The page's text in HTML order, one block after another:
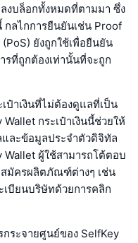
งบล็อกทั้งหมดที่ตามมา ซึ่ง
ลไกการยืนยันเช่น Proof
ยังถูกใช้เพื่อยืนยัน
รที่ถูกต้องเท่านั้นที่จะถูก
ป๋าเงินที่ไม่ต้องดูแลที่เป็น
กระเป๋าเงินนี้ช่วยให้
ละข้อมูลประจำตัวดิจิทัล
ผู้ใช้สามารถโต้ตอบ
สมัครผลิตภัณฑ์ต่างๆ เช่น
บียนบริษัทด้วยการคลิก
ระจายศูนย์ของ SelfKey